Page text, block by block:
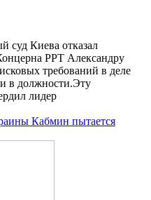
суд Киева отказал
РРТ Александру
требований в деле
в должности.Эту
лидер
Кабмин пытается